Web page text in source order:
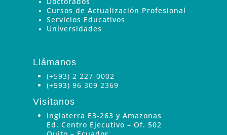
Cursos de Actualización Profesional
Servicios Educativos
Universidades
Llámanos
(+593) 2 227-0002
(+593) 96 309 2369
Visítanos
Inglaterra E3-263 y Amazonas
Ed. Centro Ejecutivo – Of. 502